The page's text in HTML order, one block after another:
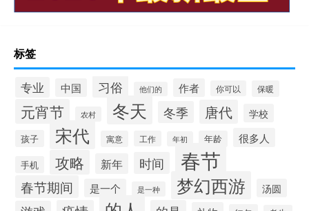
标签
专业 中国 习俗 他们的 作者 你可以 保暖
元宵节 农村 冬天 冬季 唐代 学校
孩子 宋代 寓意 工作 年初 年龄 很多人
手机 攻略 新年 时间 春节
春节期间 是一个 是一种 梦幻西游 汤圆